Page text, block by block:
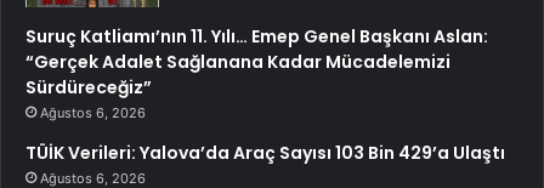
Suruç Katliamı’nın 11. Yılı… Emep Genel Başkanı Aslan:
“Gerçek Adalet Sağlanana Kadar Mücadelemizi
Sürdüreceğiz”
Ağustos 6, 2026
TÜİK Verileri: Yalova’da Araç Sayısı 103 Bin 429’a Ulaştı
Ağustos 6, 2026